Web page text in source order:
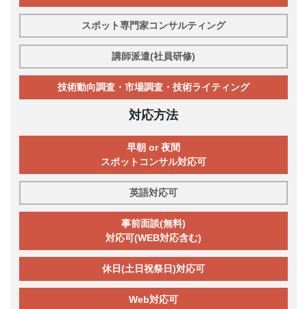
スポット専門家コンサルティング
講師派遣(社員研修)
技術動向調査・市場調査・技術ライティング
対応方法
早朝 or 夜間
スポットコンサル対応可
英語対応可
事前面談(無料)
対応可(WEB対応含む)
休日(土日祝祭日)対応可
Web対応可